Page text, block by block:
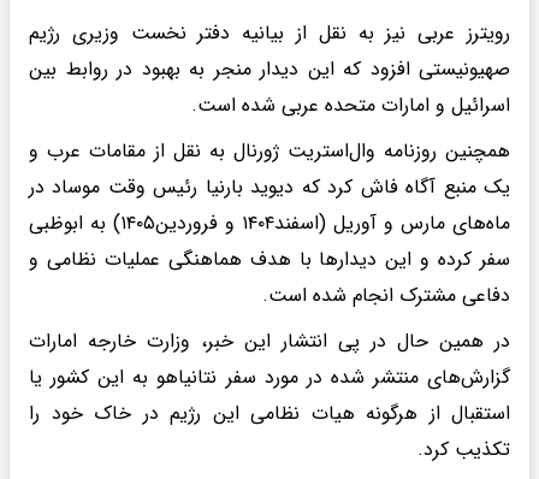
رویترز عربی نیز به نقل از بیانیه دفتر نخست وزیری رژیم
صهیونیستی افزود که این دیدار منجر به بهبود در روابط بین
اسرائیل و امارات متحده عربی شده است.
همچنین روزنامه وال‌استریت ژورنال به نقل از مقامات عرب و
یک منبع آگاه فاش کرد که دیوید بارنیا رئیس وقت موساد در
ماه‌های مارس و آوریل (اسفند۱۴۰۴ و فروردین۱۴۰۵) به ابوظبی
سفر کرده و این دیدارها با هدف هماهنگی عملیات نظامی و
دفاعی مشترک انجام شده است.
در همین حال در پی انتشار این خبر، وزارت خارجه امارات
گزارش‌های منتشر شده در مورد سفر نتانیاهو به این کشور یا
استقبال از هرگونه هیات نظامی این رژیم در خاک خود را
تکذیب کرد.